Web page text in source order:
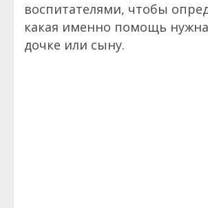
воспитателями, чтобы
какая именно помощь
дочке или сыну.